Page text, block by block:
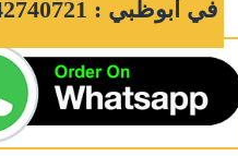
في أبوظبي : 0542740721